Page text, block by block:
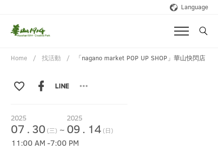
Language
Home 找活動 「nagano market POP UP SHOP」華山快閃店
2025
07 . 30 (三) ~
2025
09 . 14 (日)
11:00 AM-7:00 PM